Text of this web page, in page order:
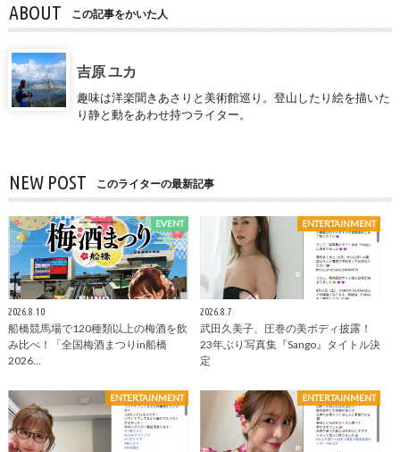
ABOUT この記事をかいた人
吉原 ユカ
趣味は洋楽聞きあさりと美術館巡り。登山したり絵を描いた
り静と動をあわせ持つライター。
NEW POST このライターの最新記事
EVENT
2026.8.10
船橋競馬場で120種類以上の梅酒を飲
み比べ！「全国梅酒まつりin船橋
2026…
ENTERTAINMENT
2026.8.7
武田久美子、圧巻の美ボディ披露！
23年ぶり写真集『Sango』タイトル決
定
ENTERTAINMENT ENTERTAINMENT